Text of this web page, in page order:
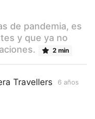
de pandemia, es
y que ya no
2 min
Travellers 6 años